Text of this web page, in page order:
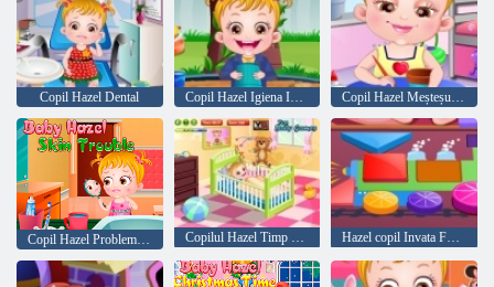
Copil Hazel Dental Copil Hazel Igiena Ingrijire Copil Hazel Meșteșug Timp
Copilul Hazel Timp Periajul Hazel copil Invata Forme